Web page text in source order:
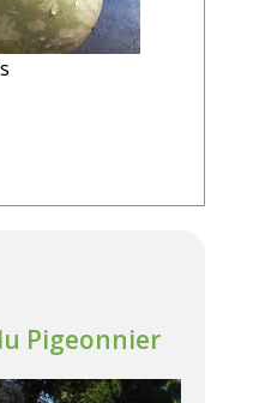
Pigeonnier